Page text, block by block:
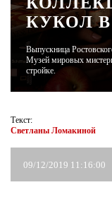
КУКОЛ
Выпускница
Музей мировых
стройке.
Текст:
Светланы Ломакиной
09/12/2019 11:16:00